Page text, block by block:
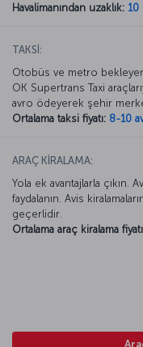
Havalimanından uzaklık: 10
TAKSİ:
Otobüs ve metro
OK Supertrans Taxi
avro ödeyerek şehir
Ortalama taksi fiyatı: 8-10
ARAÇ KİRALAMA:
Yola ek avantajlarla çıkın.
faydalanın. Avis
geçerlidir.
Ortalama araç kiralama